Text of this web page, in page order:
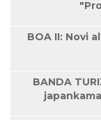
BOA II: Novi
BANDA